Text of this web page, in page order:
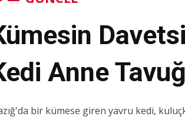
Anne
bir kümese giren yavru kedi,